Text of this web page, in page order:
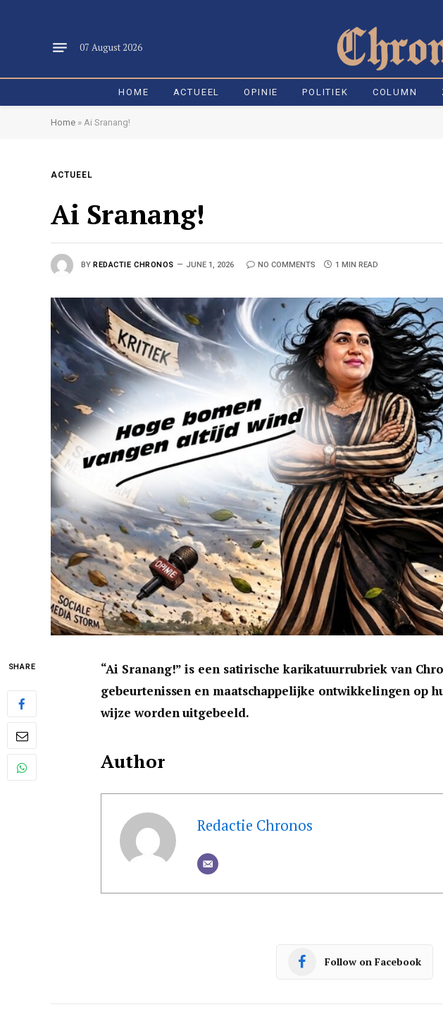
07 August 2026
HOME ACTUEEL OPINIE POLITIEK COLUMN
Home » Ai Sranang!
ACTUEEL
Ai Sranang!
BY REDACTIE CHRONOS JUNE 1, 2026 NO COMMENTS 1 MIN READ
SHARE
“Ai Sranang!” is een satirische karikatuurrubriek van
gebeurtenissen en maatschappelijke ontwikkelingen op
wijze worden uitgebeeld.
Author
Redactie Chronos
Follow on Facebook